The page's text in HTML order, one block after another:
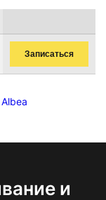
Записаться
и